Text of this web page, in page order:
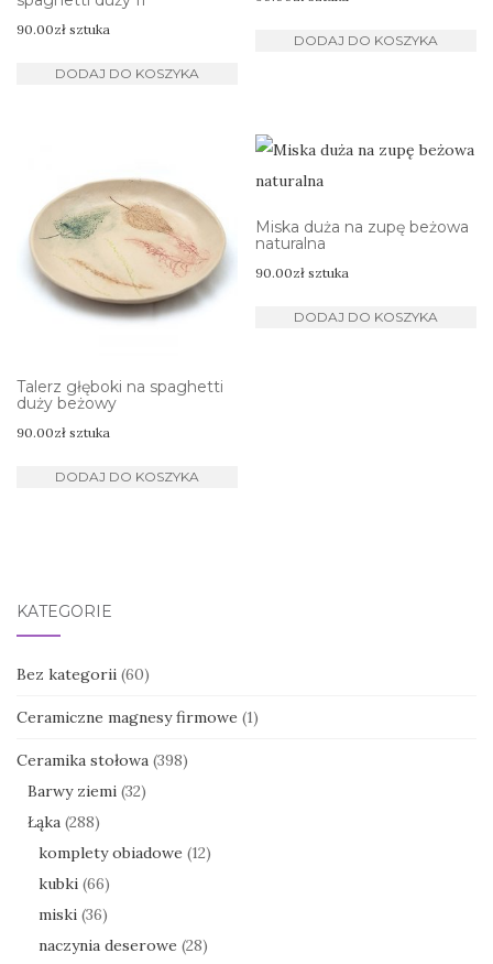
90.00zł sztuka
DODAJ DO KOSZYKA
DODAJ DO KOSZYKA
Talerz głęboki na spaghetti
duży beżowy
90.00zł sztuka
DODAJ DO KOSZYKA
Miska duża na zupę beżowa
naturalna
90.00zł sztuka
DODAJ DO KOSZYKA
KATEGORIE
Bez kategorii (60)
Ceramiczne magnesy firmowe (1)
Ceramika stołowa (398)
Barwy ziemi (32)
Łąka (288)
komplety obiadowe (12)
kubki (66)
miski (36)
naczynia deserowe (28)